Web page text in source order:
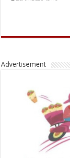
Advertisement